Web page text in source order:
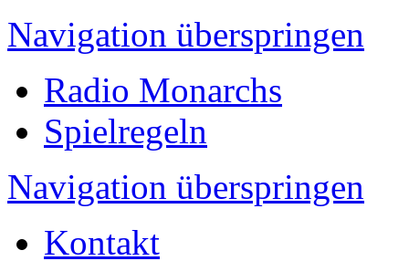
Navigation überspringen
Radio Monarchs
Spielregeln
Navigation überspringen
Kontakt